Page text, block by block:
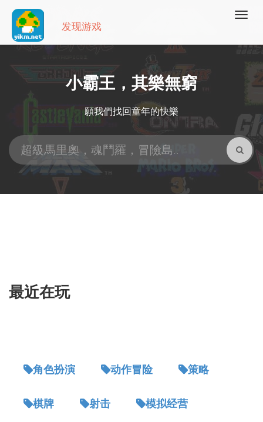
发现游戏
小霸王，其樂無窮
願我們找回童年的快樂
最近在玩
角色扮演 动作冒险 策略
棋牌 射击 模拟经营